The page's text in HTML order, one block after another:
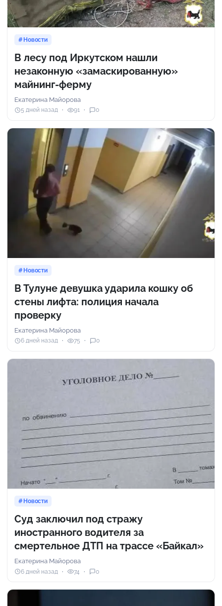
Новости
В лесу под Иркутском нашли
незаконную «замаскированную»
майнинг-ферму
Екатерина Майорова
5 дней назад 91 0
Новости
В Тулуне девушка ударила кошку об
стены лифта: полиция начала
проверку
Екатерина Майорова
6 дней назад 75 0
Новости
Суд заключил под стражу
иностранного водителя за
смертельное ДТП на трассе «Байкал»
Екатерина Майорова
6 дней назад 74 0